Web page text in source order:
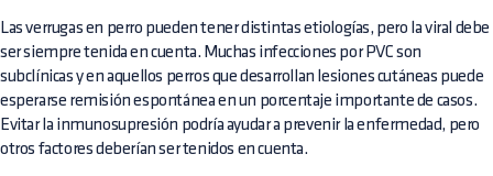
Las verrugas en perro pueden tener distintas etiologías, pero la viral debe
ser siempre tenida en cuenta. Muchas infecciones por PVC son
subclínicas y en aquellos perros que desarrollan lesiones cutáneas puede
esperarse remisión espontánea en un porcentaje importante de casos.
Evitar la inmunosupresión podría ayudar a prevenir la enfermedad, pero
otros factores deberían ser tenidos en cuenta.